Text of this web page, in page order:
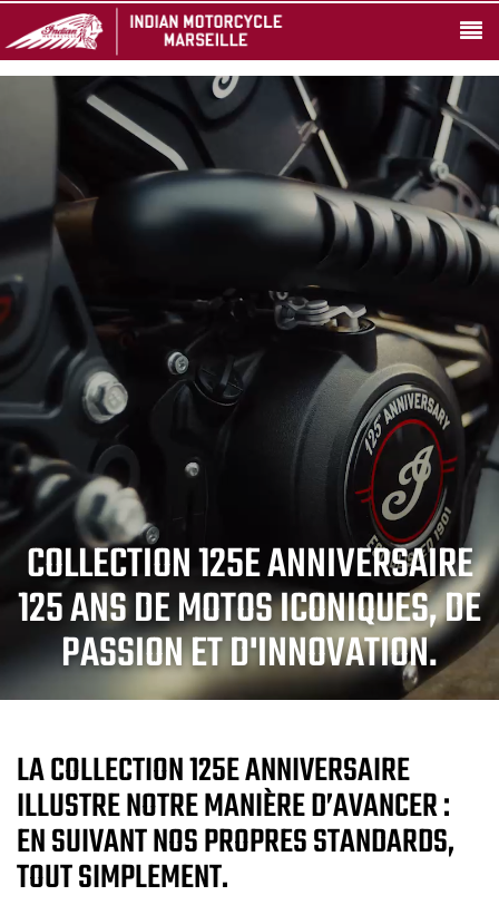
COLLECTION 125E ANNIVERSAIRE
125 ANS DE MOTOS ICONIQUES, DE
PASSION ET D'INNOVATION.
LA COLLECTION 125E ANNIVERSAIRE
ILLUSTRE NOTRE MANIÈRE D’AVANCER :
EN SUIVANT NOS PROPRES STANDARDS,
TOUT SIMPLEMENT.